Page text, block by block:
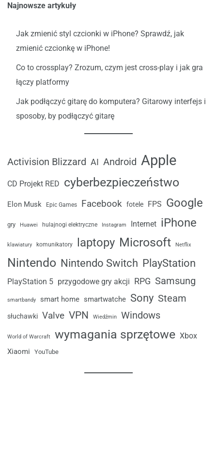
Najnowsze artykuły
Jak zmienić styl czcionki w iPhone? Sprawdź, jak
zmienić czcionkę w iPhone!
Co to crossplay? Zrozum, czym jest cross-play i jak gra
łączy platformy
Jak podłączyć gitarę do komputera? Gitarowy interfejs i
sposoby, by podłączyć gitarę
Activision Blizzard AI Android Apple
CD Projekt RED cyberbezpieczeństwo
Elon Musk Epic Games Facebook fotele FPS Google
gry Huawei hulajnogi elektryczne Instagram Internet iPhone
klawiatury komunikatory laptopy Microsoft Netflix
Nintendo Nintendo Switch PlayStation
PlayStation 5 przygodowe gry akcji RPG Samsung
smartbandy smart home smartwatche Sony Steam
słuchawki Valve VPN Wiedźmin Windows
World of Warcraft wymagania sprzętowe Xbox
Xiaomi YouTube